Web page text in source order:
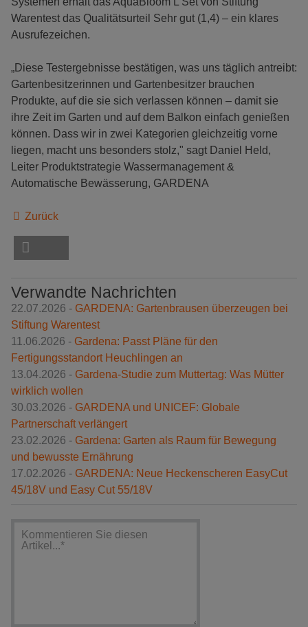
Warentest das Qualitätsurteil Sehr gut (1,4) – ein klares
Ausrufezeichen.
„Diese Testergebnisse bestätigen, was uns täglich antreibt:
Gartenbesitzerinnen und Gartenbesitzer brauchen
Produkte, auf die sie sich verlassen können – damit sie
ihre Zeit im Garten und auf dem Balkon einfach genießen
können. Dass wir in zwei Kategorien gleichzeitig vorne
liegen, macht uns besonders stolz," sagt Daniel Held,
Leiter Produktstrategie Wassermanagement &
Automatische Bewässerung, GARDENA
Zurück
Verwandte Nachrichten
22.07.2026 - GARDENA: Gartenbrausen überzeugen bei
Stiftung Warentest
11.06.2026 - Gardena: Passt Pläne für den
Fertigungsstandort Heuchlingen an
13.04.2026 - Gardena-Studie zum Muttertag: Was Mütter
wirklich wollen
30.03.2026 - GARDENA und UNICEF: Globale
Partnerschaft verlängert
23.02.2026 - Gardena: Garten als Raum für Bewegung
und bewusste Ernährung
17.02.2026 - GARDENA: Neue Heckenscheren EasyCut
45/18V und Easy Cut 55/18V